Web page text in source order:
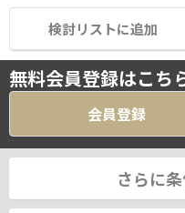
検討リストに追加
無料会員登録はこち
会員登録
さらに